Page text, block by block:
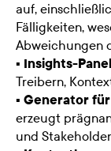
auf,
Fälligkeiten,
Abweichungen
▪ Insights-Panel
Treibern,
▪ Generator
erzeugt
und